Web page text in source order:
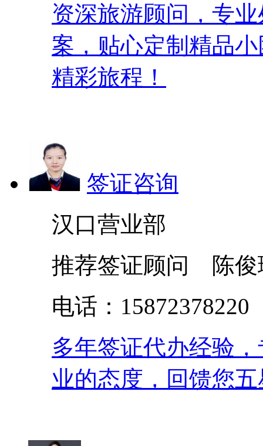
资深旅游顾问，专
案，贴心定制精品
精彩旅程！
签证咨询
汉口营业部
推荐签证顾问 陈俊
电话：
多年签证代办经验
业的态度，回馈您